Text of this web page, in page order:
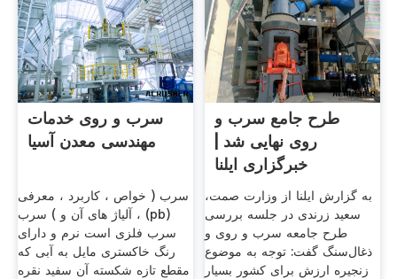
سرب و روی خدمات
مهندسی معدن آسیا
سرب ( خواص ، کاربرد ، معرفی
، آلیاژ های آن و ) سرب (pb)
سرب فلزی است نرم و دارای
رنگ خاکستری مایل به آبی که
مقطع تازه شکسته آن سفید نقره
طرح جامع سرب و
روی نهایی شد |
خبرگزاری ایلنا
به گزارش ایلنا از وزارت صمت،
سعید زرندی در جلسه بررسی
طرح جامعه سرب و روی و
ذغال‌سنگ گفت: توجه به موضوع
زنجیره‌ ارزش برای کشور بسیار